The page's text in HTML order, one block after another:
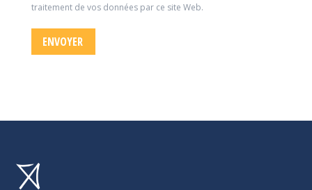
traitement de vos données par ce site Web.
ENVOYER